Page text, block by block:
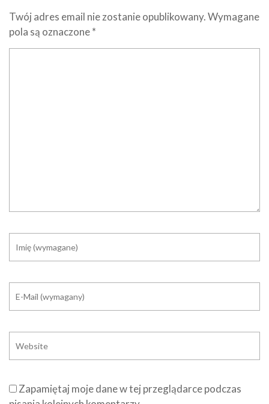
Twój adres email nie zostanie opublikowany.Wymagane
pola są oznaczone*
Zapamiętaj moje dane w tej przeglądarce podczas